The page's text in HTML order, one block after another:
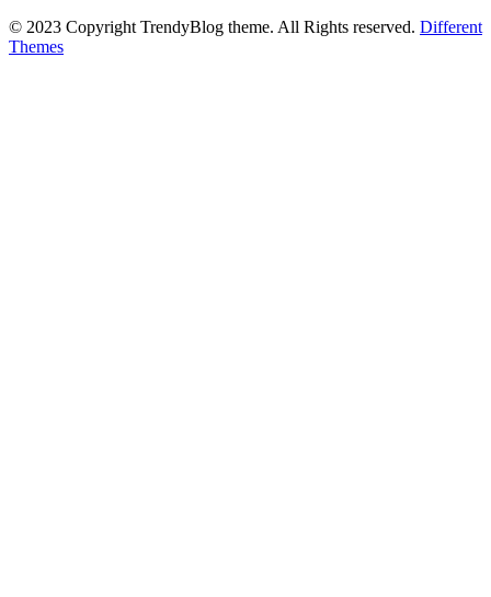
© 2023 Copyright TrendyBlog theme. All Rights reserved. Different
Themes